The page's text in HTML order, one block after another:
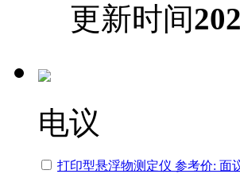
更新时间
电议
打印型悬浮物测定仪 参考价: 面